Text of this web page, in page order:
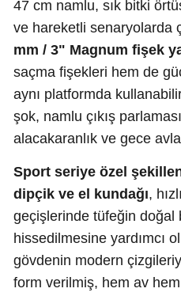
47 cm namlu, sık bitki
ve hareketli senaryolarda
mm / 3" Magnum fişek
saçma fişekleri hem de
aynı platformda
şok, namlu çıkış
alacakaranlık ve gece
Sport seriye özel
dipçik ve el kundağı,
geçişlerinde tüfeğin doğal
hissedilmesine yardımcı
gövdenin modern
form verilmiş, hem av